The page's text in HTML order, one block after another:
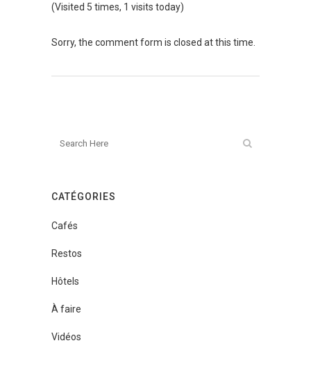
(Visited 5 times, 1 visits today)
Sorry, the comment form is closed at this time.
CATÉGORIES
Cafés
Restos
Hôtels
À faire
Vidéos